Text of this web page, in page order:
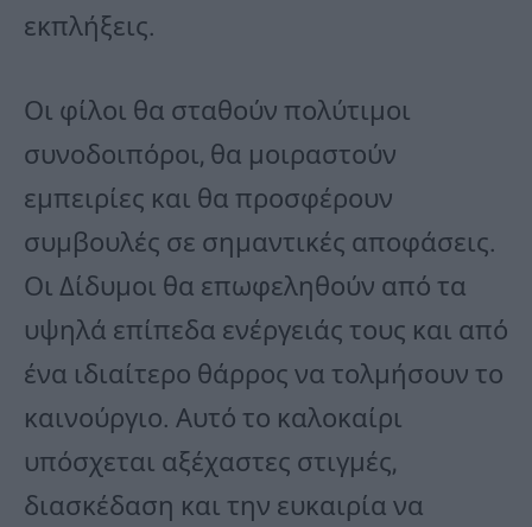
εκπλήξεις.
Οι φίλοι θα σταθούν πολύτιμοι
συνοδοιπόροι, θα μοιραστούν
εμπειρίες και θα προσφέρουν
συμβουλές σε σημαντικές αποφάσεις.
Οι Δίδυμοι θα επωφεληθούν από τα
υψηλά επίπεδα ενέργειάς τους και από
ένα ιδιαίτερο θάρρος να τολμήσουν το
καινούργιο. Αυτό το καλοκαίρι
υπόσχεται αξέχαστες στιγμές,
διασκέδαση και την ευκαιρία να